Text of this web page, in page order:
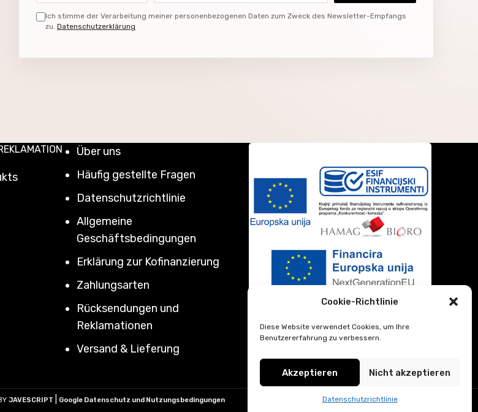
Cookie-Richtlinie
Diese Website verwendet Cookies, um Ihre
Benutzererfahrung zu verbessern.
Akzeptieren Nicht akzeptieren
Datenschutzrichtlinie
Ich stimme der Verarbeitung meiner personenbezogenen Daten zum Zweck des Newsletter-Empfangs
zu. Datenschutzerklärung
Über uns
Häufig gestellte Fragen
Datenschutzrichtlinie
Allgemeine
Geschäftsbedingungen
Erklärung zur Kofinanzierung
Zahlungsarten
Rücksendungen und
Reklamationen
Versand & Lieferung
JAVESCRIPT Google Datenschutz und Nutzungsbedingungen